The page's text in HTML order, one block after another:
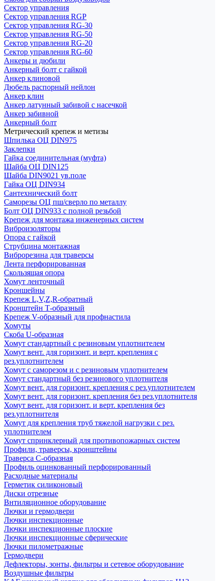
Сектор управления
Сектор управления RGP
Сектор управления RG-30
Сектор управления RG-50
Сектор управления RG-20
Сектор управления RG-60
Анкеры и дюбили
Анкерный болт с гайкой
Анкер клиновой
Дюбель распорный нейлон
Анкер клин
Анкер латунный забивой с насечкой
Анкер забивной
Анкерный болт
Метрический крепеж и метизы
Шпилька ОЦ DIN975
Заклепки
Гайка соединительная (муфта)
Шайба ОЦ DIN125
Шайба DIN9021 ув.поле
Гайка ОЦ DIN934
Сантехнический болт
Саморезы ОЦ пш/сверло по металлу
Болт ОЦ DIN933 с полной резьбой
Крепеж для монтажа инженерных систем
Виброизоляторы
Опора с гайкой
Струбцина монтажная
Виброрезина для траверсы
Лента перфорированная
Скользящая опора
Хомут ленточный
Кроншейны
Крепеж L,V,Z,R-обратный
Кронштейн Т-образный
Крепеж V-образный для профнастила
Хомуты
Скоба U-образная
Хомут стандартный с резиновым уплотнителем
Хомут вент. для горизонт. и верт. крепления с
рез.уплотнителем
Хомут с саморезом и с резиновым уплотнителем
Хомут стандартный без резинового уплотнителя
Хомут вент. для горизонт. крепления с рез.уплотнителем
Хомут вент. для горизонт. крепления без рез.уплотнителя
Хомут вент. для горизонт. и верт. крепления без
рез.уплотнителя
Хомут для крепления труб тяжелой нагрузки с рез.
уплотнителем
Хомут спринклерный для противопожарных систем
Профили, траверсы, кронштейны
Траверса С-образная
Профиль оцинкованный перфорированный
Расходные материалы
Герметик силиконовый
Диски отрезные
Внтиляционное оборудование
Лючки и гермодвери
Лючки инспекционные
Лючки инспекционные плоские
Лючки инспекционные сферические
Лючки пилометражные
Гермодвери
Дефлекторы, зонты, фильтры и сетевое оборудование
Воздушные фильтры